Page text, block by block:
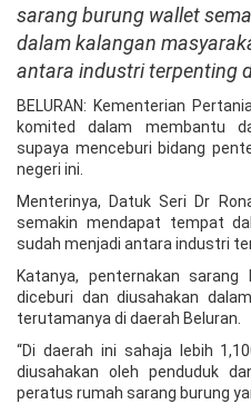
sarang burung wallet
dalam kalangan
antara industri terpenting
BELURAN: Kementerian
komited dalam membantu
supaya menceburi bidang
negeri ini.
Menterinya, Datuk Seri Dr
semakin mendapat tempat
sudah menjadi antara industri
Katanya, penternakan
diceburi dan diusahakan
terutamanya di daerah Beluran.
“Di daerah ini sahaja lebih
diusahakan oleh penduduk
peratus rumah sarang burung